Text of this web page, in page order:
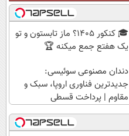
🎓 کنکور ۱۴۰5؟ ماز تابستون و تو
یک هفتع جمع میکنه 🏆
دندان مصنوعی سوئیسی:
جدیدترین فناوری اروپا، سبک و
مقاوم | پرداخت قسطی